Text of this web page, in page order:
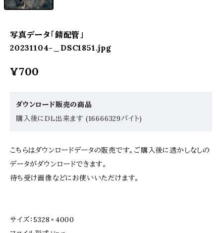
写真データ「錆配管」
20231104-_DSC1851.jpg
¥700
ダウンロード販売の商品
購入後にDL出来ます (16666329バイト)
こちらはダウンロードデータの販売です。ご購入後に透かしなしの
データがダウンロードできます。
待ち受け画像などにお使いいただけます。
サイズ：5328 × 4000